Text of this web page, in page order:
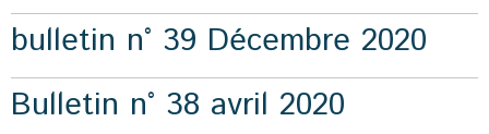
bulletin n° 39 Décembre 2020
Bulletin n° 38 avril 2020